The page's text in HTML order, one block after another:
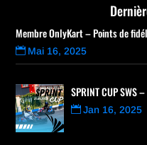
Membre OnlyKart – Points de
Mai 16, 2025
SPRINT CUP SWS
Jan 16, 2025